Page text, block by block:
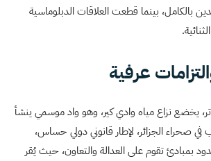
بالكامل، بينما قطعت العلاقات الدبلوماسية
عرفية
يخضع نزاع مياه وادي كير، وهو واد موسمي ينشأ
صحراء الجزائر، لإطار قانوني دولي حساس،
بمبادئ تقوم على العدالة والتعاون، حيث يُقر